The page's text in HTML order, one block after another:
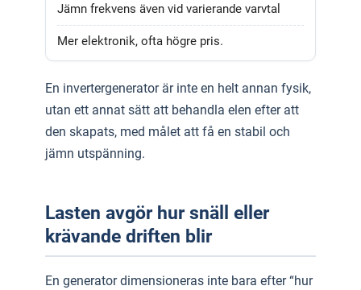
Jämn frekvens även vid varierande varvtal
Mer elektronik, ofta högre pris.
En invertergenerator är inte en helt annan fysik,
utan ett annat sätt att behandla elen efter att
den skapats, med målet att få en stabil och
jämn utspänning.
Lasten avgör hur snäll eller
krävande driften blir
En generator dimensioneras inte bara efter “hur